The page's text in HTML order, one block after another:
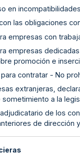
en
las obligaciones
empresas con
empresas
promoción e
contratar - No
extranjeras,
a la
de los
de dirección